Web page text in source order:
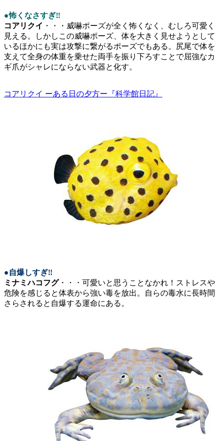
●怖くなさすぎ‼
コアリクイ ・・・威嚇ポーズが全く怖くなく、むしろ可愛く
見える。しかしこの威嚇ポーズ、体を大きく見せようとして
いるほかにも実は攻撃に繋がるポーズでもある。尻尾で体を
支えて全身の体重を乗せた両手を振り下ろすことで屈強なカ
ギ爪がシャレにならない武器と化す。
コアリクイ ーある日の夕方ー『科学館日記』
●自爆しすぎ‼
ミナミハコフグ・・・可愛いと思うことなかれ！ストレスや
危険を感じると体表から強い毒を放出。自らの毒水に長時間
さらされると自爆する運命にある。